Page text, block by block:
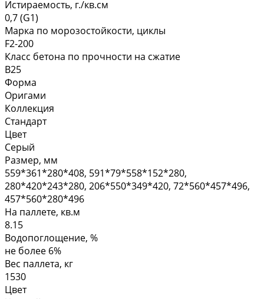
Истираемость, г./кв.см
0,7 (G1)
Марка по морозостойкости, циклы
F2-200
Класс бетона по прочности на сжатие
B25
Форма
Оригами
Коллекция
Стандарт
Цвет
Серый
Размер, мм
559*361*280*408, 591*79*558*152*280,
280*420*243*280, 206*550*349*420, 72*560*457*496,
457*560*280*496
На паллете, кв.м
8.15
Водопоглощение, %
не более 6%
Вес паллета, кг
1530
Цвет